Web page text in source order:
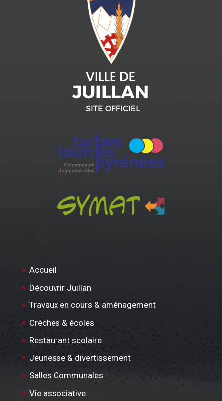
Accueil
Découvrir Juillan
Travaux en cours & aménagement
Crèches & écoles
Restaurant scolaire
Jeunesse & divertissement
Salles Communales
Vie associative